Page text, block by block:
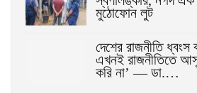
মুঠোফোন লুট
দেশের রাজনীতি
এখনই রাজনীতিতে
করি না’ — ডা.…